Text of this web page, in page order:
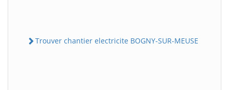
Trouver chantier electricite BOGNY-SUR-MEUSE